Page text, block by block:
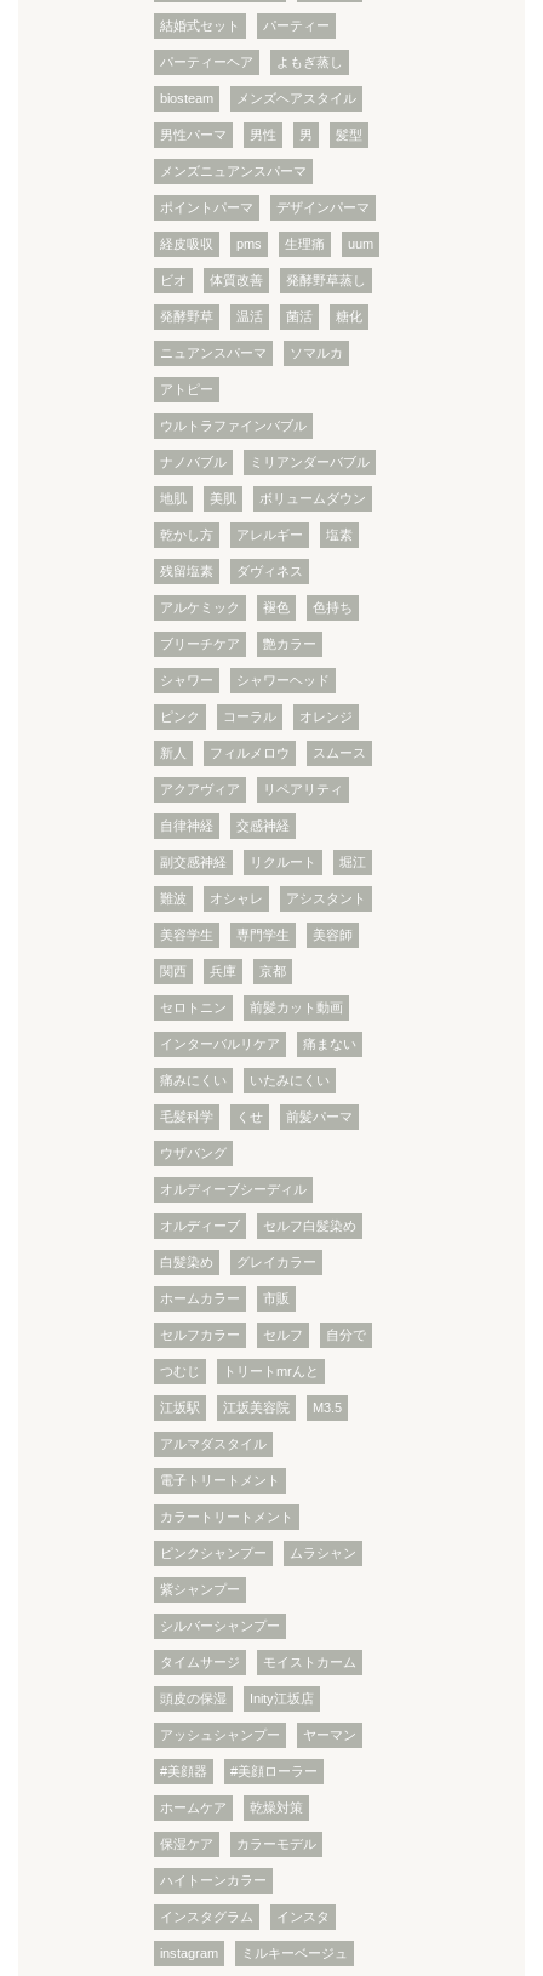
結婚式セット パーティー
パーティーヘア よもぎ蒸し
biosteam メンズヘアスタイル
男性パーマ 男性 男 髪型
メンズニュアンスパーマ
ポイントパーマ デザインパーマ
経皮吸収 pms 生理痛 uum
ビオ 体質改善 発酵野草蒸し
発酵野草 温活 菌活 糖化
ニュアンスパーマ ソマルカ
アトピー
ウルトラファインバブル
ナノバブル ミリアンダーバブル
地肌 美肌 ボリュームダウン
乾かし方 アレルギー 塩素
残留塩素 ダヴィネス
アルケミック 褪色 色持ち
ブリーチケア 艶カラー
シャワー シャワーヘッド
ピンク コーラル オレンジ
新人 フィルメロウ スムース
アクアヴィア リペアリティ
自律神経 交感神経
副交感神経 リクルート 堀江
難波 オシャレ アシスタント
美容学生 専門学生 美容師
関西 兵庫 京都
セロトニン 前髪カット動画
インターバルリケア 痛まない
痛みにくい いたみにくい
毛髪科学 くせ 前髪パーマ
ウザバング
オルディーブシーディル
オルディーブ セルフ白髪染め
白髪染め グレイカラー
ホームカラー 市販
セルフカラー セルフ 自分で
つむじ トリートmrんと
江坂駅 江坂美容院 M3.5
アルマダスタイル
電子トリートメント
カラートリートメント
ピンクシャンプー ムラシャン
紫シャンプー
シルバーシャンプー
タイムサージ モイストカーム
頭皮の保湿 Inity江坂店
アッシュシャンプー ヤーマン
#美顔器 #美顔ローラー
ホームケア 乾燥対策
保湿ケア カラーモデル
ハイトーンカラー
インスタグラム インスタ
instagram ミルキーベージュ